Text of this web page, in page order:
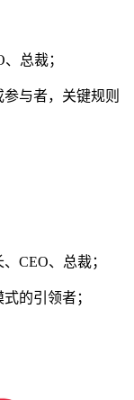
总裁；
与者，关键规则
CEO、总裁；
的引领者；